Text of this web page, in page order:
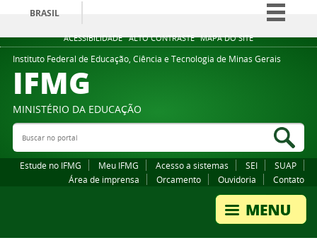
ACESSIBILIDADE ALTO CONTRASTE MAPA DO SITE
BRASIL
Simplifique!
Comunica BR
Legislação
Instituto Federal de Educação, Ciência e Tecnologia de Minas Gerais
IFMG
MINISTÉRIO DA EDUCAÇÃO
Buscar no portal
Estude no IFMG Meu IFMG Acesso a sistemas SEI
SUAP
Área de imprensa
Orcamento Ouvidoria Contato